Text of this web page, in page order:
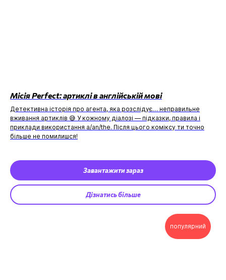
Місія Perfect: артиклі в англійській мові
Детективна історія про агента, яка розслідує… неправильне
вживання артиклів 😅 У кожному діалозі — підказки, правила і
приклади використання a/an/the. Після цього коміксу ти точно
більше не помилишся!
Завантажити зараз
Дізнатись більше
популярний